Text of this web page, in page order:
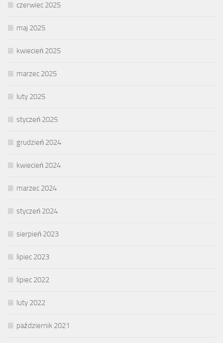
czerwiec 2025
maj 2025
kwiecień 2025
marzec 2025
luty 2025
styczeń 2025
grudzień 2024
kwiecień 2024
marzec 2024
styczeń 2024
sierpień 2023
lipiec 2023
lipiec 2022
luty 2022
październik 2021